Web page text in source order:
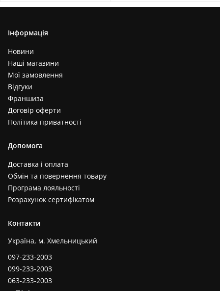
Інформація
Новини
Наші магазини
Мої замовлення
Відгуки
Франшиза
Договір оферти
Політика приватності
Допомога
Доставка і оплата
Обмін та повернення товару
Програма лояльності
Розрахунок сертифікатом
Контакти
Україна, м. Хмельницький
097-233-2003
099-233-2003
063-233-2003